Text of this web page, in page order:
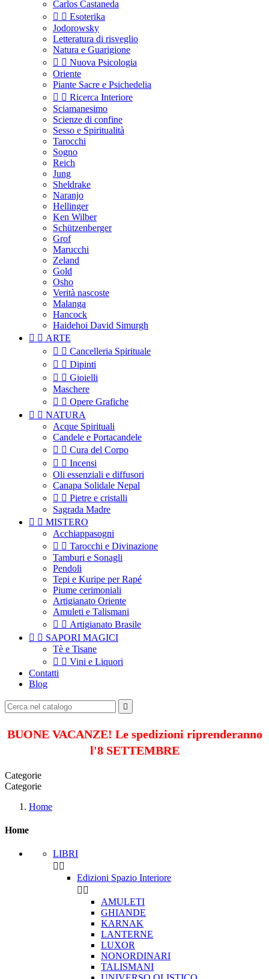
Carlos Castaneda
  Esoterika
Jodorowsky
Letteratura di risveglio
Natura e Guarigione
  Nuova Psicologia
Oriente
Piante Sacre e Psichedelia
  Ricerca Interiore
Sciamanesimo
Scienze di confine
Sesso e Spiritualità
Tarocchi
Sogno
Reich
Jung
Sheldrake
Naranjo
Hellinger
Ken Wilber
Schützenberger
Grof
Marucchi
Zeland
Gold
Osho
Verità nascoste
Malanga
Hancock
Haidehoi David Simurgh
  ARTE
  Cancelleria Spirituale
  Dipinti
  Gioielli
Maschere
  Opere Grafiche
  NATURA
Acque Spirituali
Candele e Portacandele
  Cura del Corpo
  Incensi
Oli essenziali e diffusori
Canapa Solidale Nepal
  Pietre e cristalli
Sagrada Madre
  MISTERO
Acchiappasogni
  Tarocchi e Divinazione
Tamburi e Sonagli
Pendoli
Tepi e Kuripe per Rapé
Piume cerimoniali
Artigianato Oriente
Amuleti e Talismani
  Artigianato Brasile
  SAPORI MAGICI
Tè e Tisane
  Vini e Liquori
Contatti
Blog

BUONE VACANZE! Le spedizioni riprenderanno
l'8 SETTEMBRE
Categorie
Categorie
Home
Home
LIBRI
 
Edizioni Spazio Interiore
 
AMULETI
GHIANDE
KARNAK
LANTERNE
LUXOR
NONORDINARI
TALISMANI